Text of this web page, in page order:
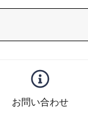
お問い合わせ